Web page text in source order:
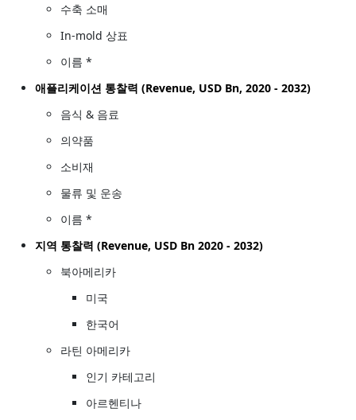
수축 소매
In-mold 상표
이름 *
애플리케이션 통찰력 (Revenue, USD Bn, 2020 - 2032)
음식 & 음료
의약품
소비재
물류 및 운송
이름 *
지역 통찰력 (Revenue, USD Bn 2020 - 2032)
북아메리카
미국
한국어
라틴 아메리카
인기 카테고리
아르헨티나